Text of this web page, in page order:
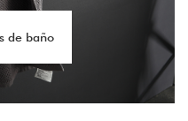
de baño